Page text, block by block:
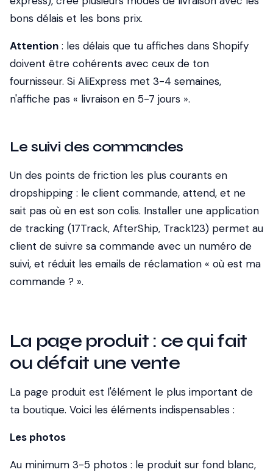
bons délais et les bons prix.
Attention : les délais que tu affiches dans Shopify
doivent être cohérents avec ceux de ton
fournisseur. Si AliExpress met 3-4 semaines,
n'affiche pas « livraison en 5-7 jours ».
Le suivi des commandes
Un des points de friction les plus courants en
dropshipping : le client commande, attend, et ne
sait pas où en est son colis. Installer une application
de tracking (17Track, AfterShip, Track123) permet au
client de suivre sa commande avec un numéro de
suivi, et réduit les emails de réclamation « où est ma
commande ? ».
La page produit : ce qui fait
ou défait une vente
La page produit est l'élément le plus important de
ta boutique. Voici les éléments indispensables :
Les photos
Au minimum 3-5 photos : le produit sur fond blanc,